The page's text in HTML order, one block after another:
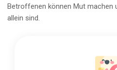
Betroffenen können Mut machen
allein sind.